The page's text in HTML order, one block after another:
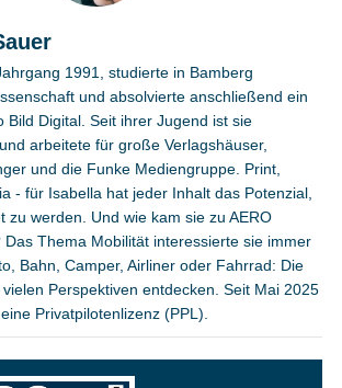
1991, studierte in Bamberg
und absolvierte anschließend ein
Bild Digital. Seit ihrer Jugend ist sie
arbeitete für große Verlagshäuser,
und die Funke Mediengruppe. Print,
- für Isabella hat jeder Inhalt das Potenzial,
zu werden. Und wie kam sie zu AERO
Das Thema Mobilität interessierte sie immer
Bahn, Camper, Airliner oder Fahrrad: Die
Perspektiven entdecken. Seit Mai 2025
Privatpilotenlizenz (PPL).